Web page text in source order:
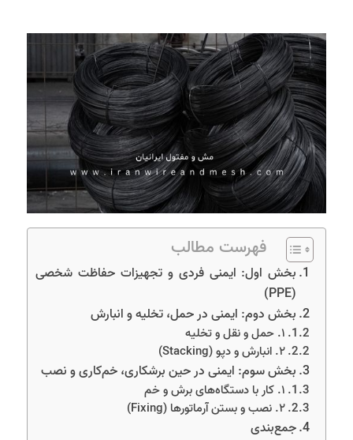
فهرست مطالب
بخش اول: ایمنی فردی و تجهیزات حفاظت شخصی
(PPE)
بخش دوم: ایمنی در حمل، تخلیه و انبارش
۱. حمل و نقل و تخلیه
۲. انبارش و دپو (Stacking)
بخش سوم: ایمنی در حین برشکاری، خم‌کاری و نصب
۱. کار با دستگاه‌های برش و خم
۲. نصب و بستن آرماتورها (Fixing)
جمع‌بندی